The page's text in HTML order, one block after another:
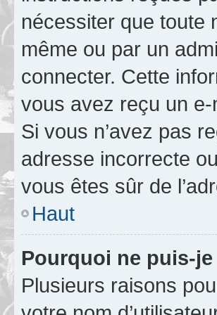
nécessiter que toute
même ou par un
connecter. Cette
vous avez reçu un
Si vous n’avez pas
adresse incorrecte
vous êtes sûr de
Haut
Pourquoi ne puis-
Plusieurs raisons